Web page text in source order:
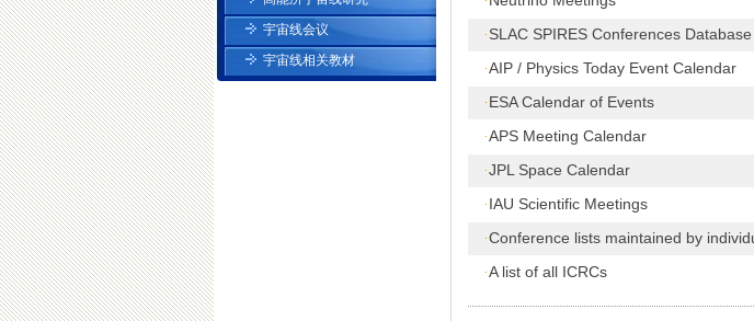
宇宙线会议
宇宙线相关教材
· SLAC SPIRES Conferences Database
·AIP / Physics Today Event Calendar
· ESA Calendar of Events
·APS Meeting Calendar
·JPL Space Calendar
· IAU Scientific Meetings
·Conference lists maintained by
·A list of all ICRCs